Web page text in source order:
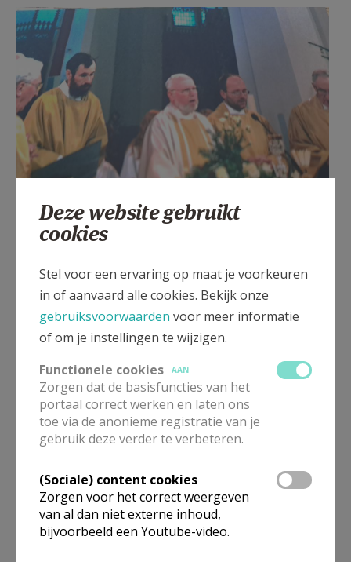
F2184k45.jpg
Een absoluut hoogtepunt in de geschiedenis van de
zelfstandige parochie H.-Hart Heiende was de viering
van 100 jaar kerk in 1982. De ganse gemeenschap en
alle plaatselijke verenigingen, aangestuurd door een
comité bestaande uit Frans De Munck, Denise Van
Bastelaere en Hugo Van der Jeugt, kwamen op diverse
vlakken in actie. Zo kwamen er een TV-mis op 5
september en een heuse historische stoet op 18
september, waarbij diverse taferelen uit de
Deze website gebruikt
cookies
Stel voor een ervaring op maat je voorkeuren
in of aanvaard alle cookies. Bekijk onze
gebruiksvoorwaarden voor meer informatie
of om je instellingen te wijzigen.
Functionele cookies
AAN
Zorgen dat de basisfuncties van het
portaal correct werken en laten ons
toe via de anonieme registratie van je
gebruik deze verder te verbeteren.
(Sociale) content cookies
Zorgen voor het correct weergeven
van al dan niet externe inhoud,
bijvoorbeeld een Youtube-video.